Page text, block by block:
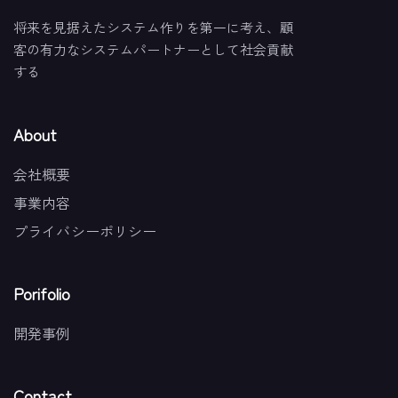
将来を見据えたシステム作りを第一に考え、顧
客の有力なシステムパートナーとして社会貢献
する
About
会社概要
事業内容
プライバシーポリシー
Porifolio
開発事例